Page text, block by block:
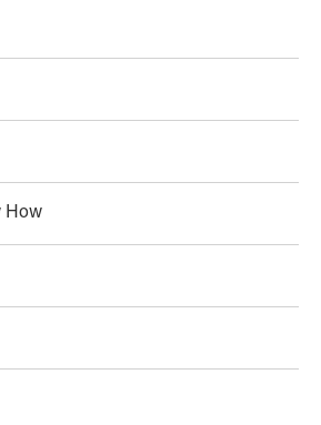
How